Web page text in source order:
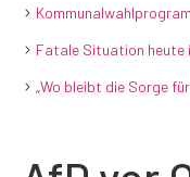
Fatale Situation heute
„Wo bleibt die Sorge